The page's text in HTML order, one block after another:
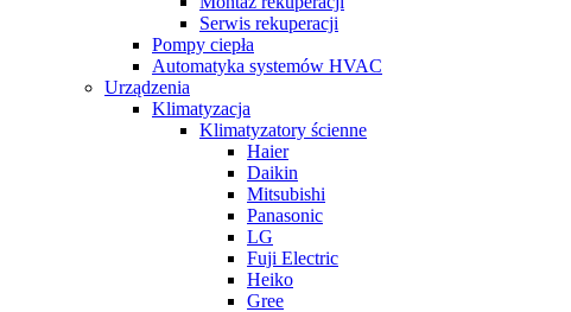
Serwis rekuperacji
Pompy ciepła
Automatyka systemów HVAC
Urządzenia
Klimatyzacja
Klimatyzatory ścienne
Haier
Daikin
Mitsubishi
Panasonic
LG
Fuji Electric
Heiko
Gree